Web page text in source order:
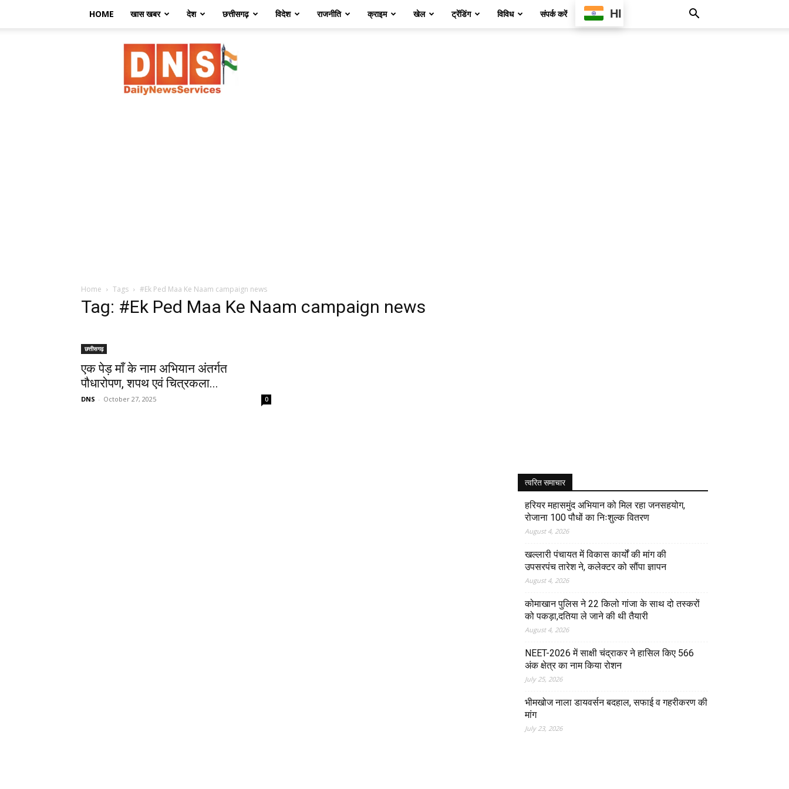
HOME खास खबर देश छत्तीसगढ़ विदेश राजनीति क्राइम खेल ट्रेंडिंग विविध संपर्क करें HI
Home Tags #Ek Ped Maa Ke Naam campaign news
Tag: #Ek Ped Maa Ke Naam campaign news
छत्तीसगढ़
एक पेड़ माँ के नाम अभियान अंतर्गत
पौधारोपण, शपथ एवं चित्रकला...
DNS - October 27, 2025 0
त्वरित समाचार
हरियर महासमुंद अभियान को मिल रहा जनसहयोग,
रोजाना 100 पौधों का निःशुल्क वितरण
August 4, 2026
खल्लारी पंचायत में विकास कार्यों की मांग की
उपसरपंच तारेश ने, कलेक्टर को सौंपा ज्ञापन
August 4, 2026
कोमाखान पुलिस ने 22 किलो गांजा के साथ दो तस्करों
को पकड़ा,दतिया ले जाने की थी तैयारी
August 4, 2026
NEET-2026 में साक्षी चंद्राकर ने हासिल किए 566
अंक क्षेत्र का नाम किया रोशन
July 25, 2026
भीमखोज नाला डायवर्सन बदहाल, सफाई व गहरीकरण की
मांग
July 23, 2026